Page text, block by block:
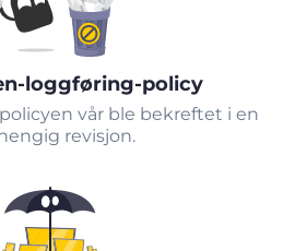
loggføring-policy
vår ble bekreftet i en
revisjon.